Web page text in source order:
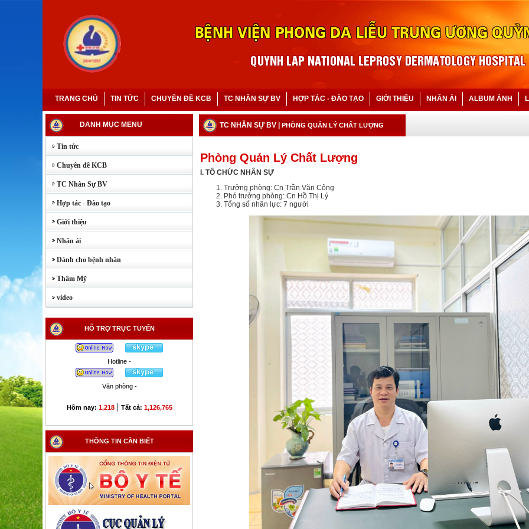
TRANG CHỦ TIN TỨC CHUYÊN ĐỀ KCB TC NHÂN SỰ BV HỢP TÁC - ĐÀO TẠO GIỚI THIỆU NHÂN ÁI ALBUM ẢNH
DANH MỤC MENU
Tin tức
Chuyên đề KCB
TC Nhân Sự BV
Hợp tác - Đào tạo
Giới thiệu
Nhân ái
Dành cho bệnh nhân
Thẩm Mỹ
video
HỖ TRỢ TRỰC TUYẾN
Hotline -
Văn phòng -
Hôm nay: 1,218| Tất cả: 1,126,765
THÔNG TIN CẦN BIẾT
TC NHÂN SỰ BV PHÒNG QUẢN LÝ CHẤT LƯỢNG
Phòng Quản Lý Chất Lượng
I. TỔ CHỨC NHÂN SỰ
Trưởng phòng: Cn Trần Văn Công
Phó trưởng phòng: Cn Hồ Thị Lý
Tổng số nhân lực: 7 người